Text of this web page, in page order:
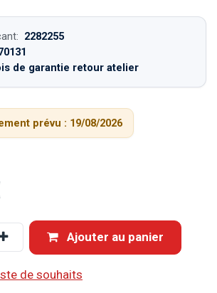
2282255
de garantie retour atelier
prévu : 19/08/2026
Ajouter au panier
de souhaits